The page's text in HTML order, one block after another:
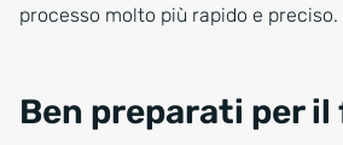
processo molto più rapido e preciso.
Ben preparati per